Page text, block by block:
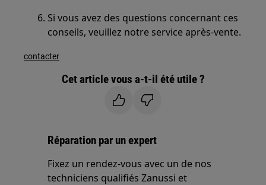
Si vous avez des questions concernant ces
conseils, veuillez notre service après-vente.
contacter
Cet article vous a-t-il été utile ?
Réparation par un expert
Fixez un rendez-vous avec un de nos
techniciens qualifiés Zanussi et